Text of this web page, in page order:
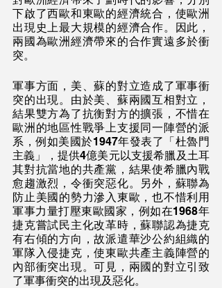
下啟了西歐和東歐的經濟統合，使歐洲
出現史上最大規模的經濟合作。因此，
兩國為歐洲經濟帶來的合作實遠多於衝
突。
軍事方面，美、蘇的對立造成了軍事衝
突的出現。由於美、蘇兩國互相對立，
結果雙方為了抗衡對方的擴張，不惜在
歐洲的地區性戰爭上支援同一陣營的派
系，例如美國於1947年發表了「杜魯門
主義」，提供4億美元以支援希臘及土耳
其對抗當地的共產黨，結果使希臘內戰
愈趨激烈，令衝突惡化。另外，蘇聯為
防止美國的勢力滲入東歐，也不惜利用
軍事力量打壓東歐國家，例如在1968年
捷克嘗試民主化改革時，蘇聯認為捷克
有右傾的方向，故派遣華沙公約組織的
軍隊入侵捷克，使東歐共產主義陣營的
內部衝突出現。可見，兩國的對立引致
了軍事衝突的出現及惡化。